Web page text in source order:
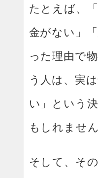
たとえば、
金がない」
った理由で
う人は、実
い」という
もしれません
そして、そ